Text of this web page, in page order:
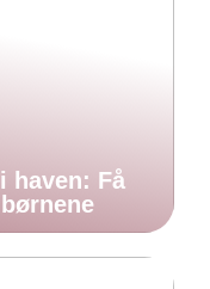
haven: Få